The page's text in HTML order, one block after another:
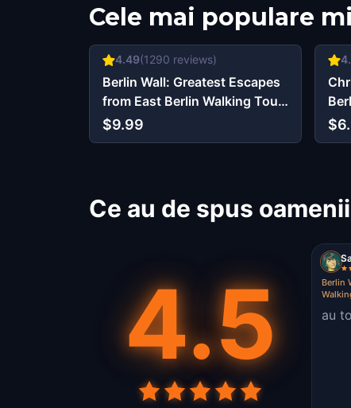
Cele mai populare
4.49(1290 reviews)
Berlin Wall: Greatest Escapes
from East Berlin Walking Tour
& Escape Game
$9.99
Ce au de spus
4.5
Berlin
au